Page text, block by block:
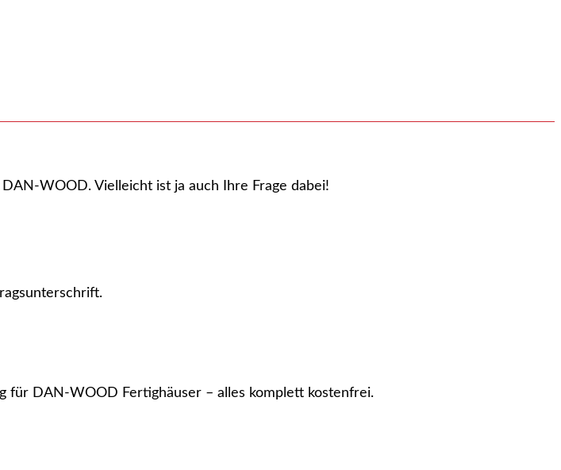
WOOD. Vielleicht ist ja auch Ihre Frage dabei!
für DAN-WOOD Fertighäuser – alles komplett kostenfrei.